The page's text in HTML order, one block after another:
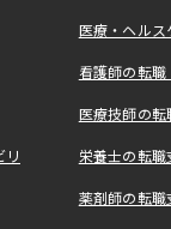
医療・ヘル
看護師の転
医療技師の
リ 栄養士の転
薬剤師の転